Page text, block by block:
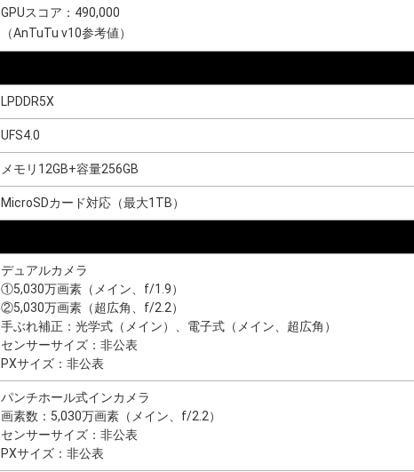
GPUスコア：490,000
（AnTuTu v10参考値）
LPDDR5X
UFS4.0
メモリ12GB+容量256GB
MicroSDカード対応（最大1TB）
デュアルカメラ
①5,030万画素（メイン、f/1.9）
②5,030万画素（超広角、f/2.2）
手ぶれ補正：光学式（メイン）、電子式（メイン、超広角）
センサーサイズ：非公表
PXサイズ：非公表
パンチホール式インカメラ
画素数：5,030万画素（メイン、f/2.2）
センサーサイズ：非公表
PXサイズ：非公表